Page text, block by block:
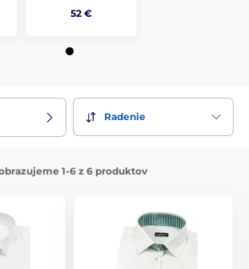
52 €
Radenie
1-6 z 6 produktov